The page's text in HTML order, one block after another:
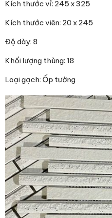
Kích thước vỉ: 245 x 325
Kích thước viên: 20 x 245
Độ dày: 8
Khối lượng thùng: 18
Loại gạch: Ốp tường